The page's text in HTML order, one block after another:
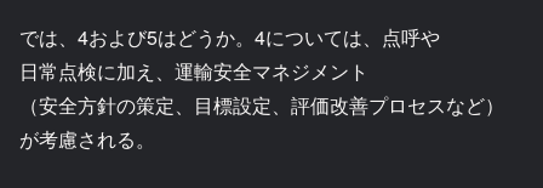
では、4および5はどうか。4については、点呼や
日常点検に加え、運輸安全マネジメント
（安全方針の策定、目標設定、評価改善プロセスなど）
が考慮される。